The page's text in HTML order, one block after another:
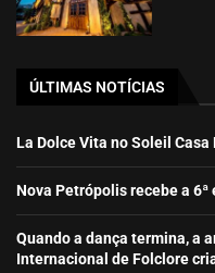
ÚLTIMAS NOTÍCIAS
La Dolce Vita no Soleil
Nova Petrópolis recebe a
Quando a dança termina, a
Internacional de Folclore